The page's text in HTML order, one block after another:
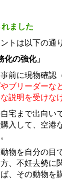
ました
トは以下の通
の強化」
前に現物確認
ブリーダーな
説明を受けな
宅まで出向い
入して、空港
物を自分の目
、不妊去勢に
、その動物を